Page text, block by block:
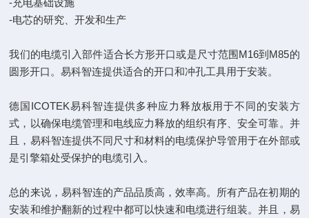
-充电基础设施
-电芯的研究、开发和生产
我们的电缆引入部件适合长方形开口或是尺寸范围M16到M85的
圆形开口。易科智连提供适合的开口和冲孔工具用于安装。
德国ICOTEK易科智连提供多种应力释放板用于不同的安装方
式，以确保电缆管理和电线应力释放的组织有序、安全可靠。并
且，易科智连提供不同尺寸和材料的电缆保护导管用于在外部或
是引擎箱处受保护的电缆引入。
总的来说，易科智连的产品品质高，效率高。所有产品在初期的
安装和维护翻新的过程中都可以快速和电缆进行组装。并且，易